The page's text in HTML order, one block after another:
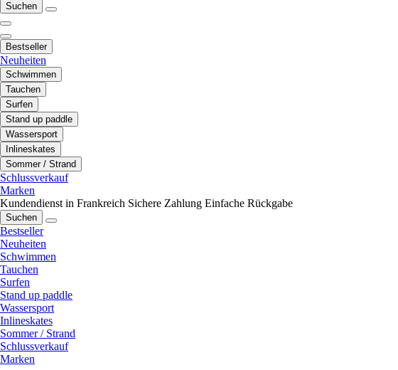
Suchen
Bestseller
Neuheiten
Schwimmen
Tauchen
Surfen
Stand up paddle
Wassersport
Inlineskates
Sommer / Strand
Schlussverkauf
Marken
Kundendienst in Frankreich Sichere Zahlung Einfache Rückgabe
Suchen
Bestseller
Neuheiten
Schwimmen
Tauchen
Surfen
Stand up paddle
Wassersport
Inlineskates
Sommer / Strand
Schlussverkauf
Marken